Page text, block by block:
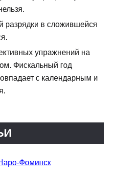
разрядки в сложившейся
упражнений на
Фискальный год
с календарным и
Фоминск